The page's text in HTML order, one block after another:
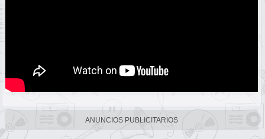
10
11
Escuchar Música online
ANUNCIOS PUBLICITARIOS